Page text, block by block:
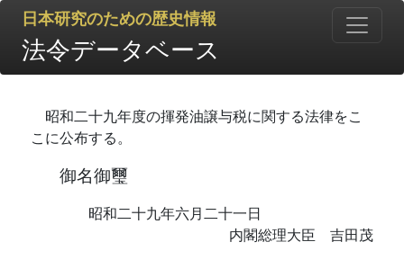
日本研究のための歴史情報
法令データベース
昭和二十九年度の揮発油譲与税に関する法律をこ
こに公布する。
御名御璽
昭和二十九年六月二十一日
内閣総理大臣 吉田茂